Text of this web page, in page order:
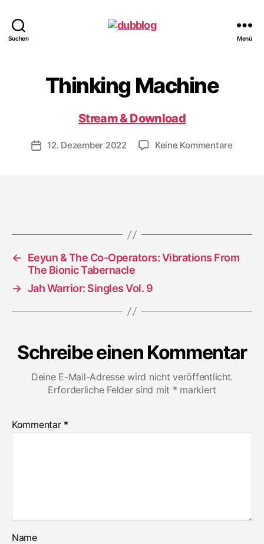
Suchen Menü
Thinking Machine
Stream & Download
Veröffentlichungsdatum
12. Dezember 2022 Keine Kommentarezu
←
Eeyun & The Co-Operators: Vibrations From
The Bionic Tabernacle
→ Jah Warrior: Singles Vol. 9
Schreibe einen Kommentar
Deine E-Mail-Adresse wird nicht veröffentlicht.
Erforderliche Felder sind mit * markiert
Kommentar *
Name